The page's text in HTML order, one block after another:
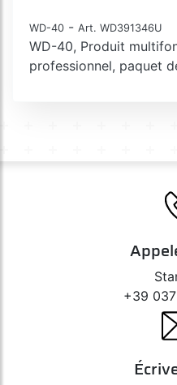
WD-40 - Art. WD391346U
WD-40, Produit
professionnel, paquet
+39